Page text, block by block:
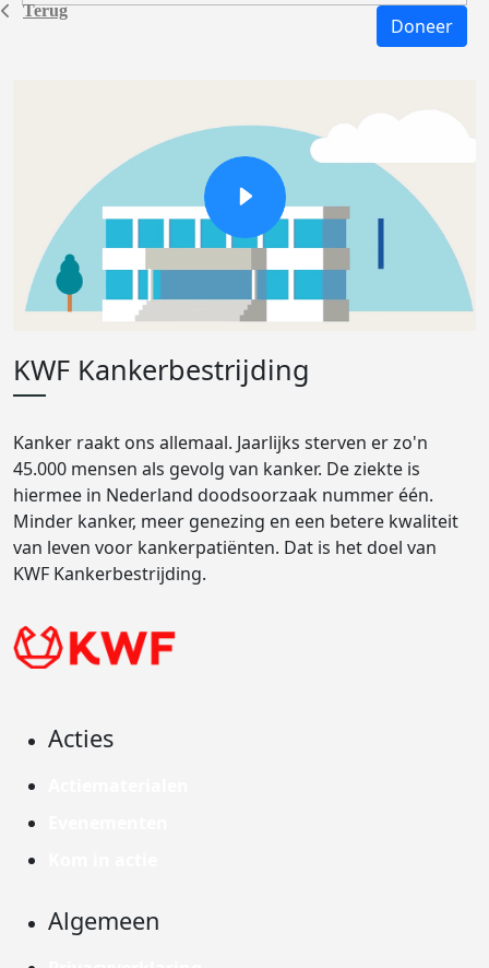
Terug
Doneer
KWF Kankerbestrijding
Kanker raakt ons allemaal. Jaarlijks sterven er zo'n
45.000 mensen als gevolg van kanker. De ziekte is
hiermee in Nederland doodsoorzaak nummer één.
Minder kanker, meer genezing en een betere kwaliteit
van leven voor kankerpatiënten. Dat is het doel van
KWF Kankerbestrijding.
Acties
Algemeen